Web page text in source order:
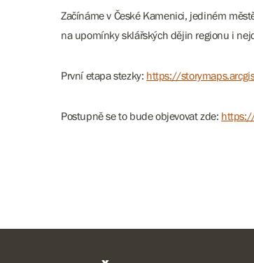
Začínáme v České Kamenici, jediném
na upomínky sklářských dějin regionu i
První etapa stezky: https://
Postupně se to bude objevovat zde: